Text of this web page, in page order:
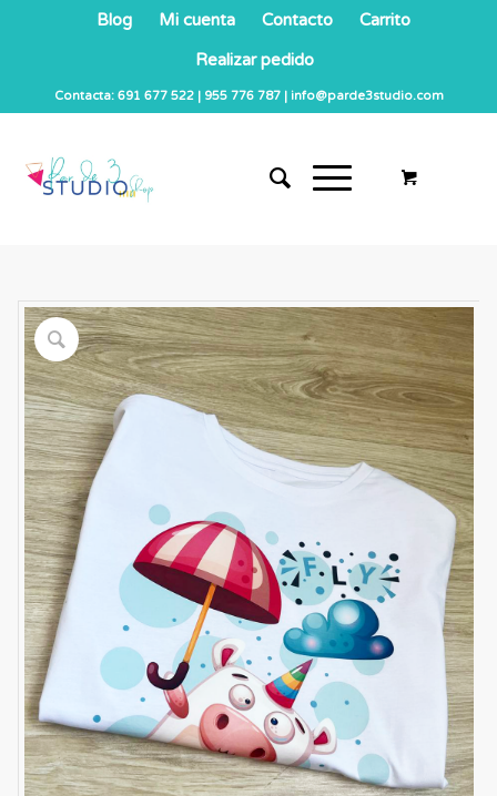
Blog Mi cuenta Contacto
Carrito
Realizar pedido
Contacta: 691 677 522 | 955 776 787 | info@parde3studio.com